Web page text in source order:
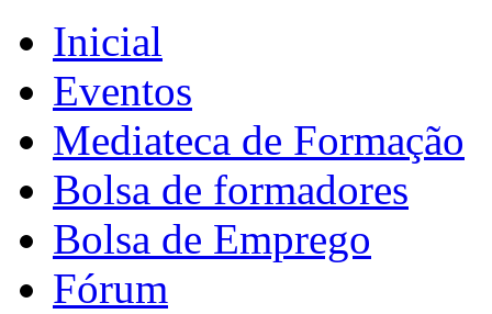
Inicial
Eventos
Mediateca de Formação
Bolsa de formadores
Bolsa de Emprego
Fórum